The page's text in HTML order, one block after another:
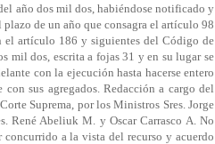
año dos mil dos, habiéndose notificado y
de un año que consagra el artículo 98
el artículo 186 y siguientes del Código de
mil dos, escrita a fojas 31 y en su lugar se
con la ejecución hasta hacerse entero
sus agregados. Redacción a cargo del
Suprema, por los Ministros Sres. Jorge
René Abeliuk M. y Oscar Carrasco A. No
a la vista del recurso y acuerdo